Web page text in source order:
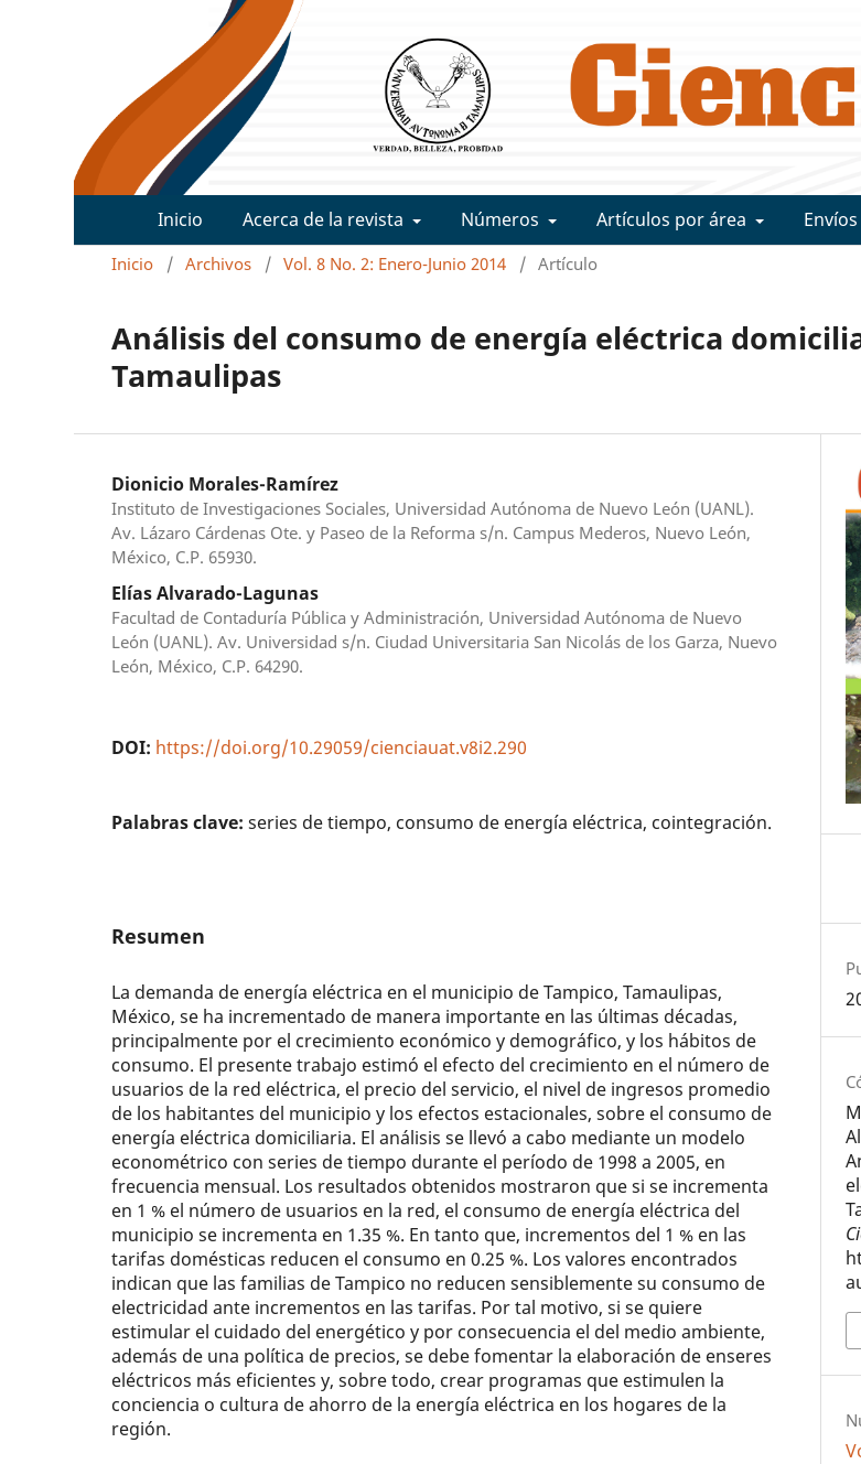
Inicio Acerca de la revista Números Artículos por área Envíos
Inicio / Archivos / Vol. 8 No. 2: Enero-Junio 2014 / Artículo
Análisis del consumo de energía eléctrica
Tamaulipas
Dionicio Morales-Ramírez
Instituto de Investigaciones Sociales, Universidad Autónoma de Nuevo León (UANL).
Av. Lázaro Cárdenas Ote. y Paseo de la Reforma s/n. Campus Mederos, Nuevo León,
México, C.P. 65930.
Elías Alvarado-Lagunas
Facultad de Contaduría Pública y Administración, Universidad Autónoma de Nuevo
León (UANL). Av. Universidad s/n. Ciudad Universitaria San Nicolás de los Garza, Nuevo
León, México, C.P. 64290.
DOI: https://doi.org/10.29059/cienciauat.v8i2.290
Palabras clave:series de tiempo, consumo de energía eléctrica, cointegración.
Resumen
La demanda de energía eléctrica en el municipio de Tampico, Tamaulipas,
México, se ha incrementado de manera importante en las últimas décadas,
principalmente por el crecimiento económico y demográfico, y los hábitos de
consumo. El presente trabajo estimó el efecto del crecimiento en el número de
usuarios de la red eléctrica, el precio del servicio, el nivel de ingresos promedio
de los habitantes del municipio y los efectos estacionales, sobre el consumo de
energía eléctrica domiciliaria. El análisis se llevó a cabo mediante un modelo
econométrico con series de tiempo durante el período de 1998 a 2005, en
frecuencia mensual. Los resultados obtenidos mostraron que si se incrementa
en 1 % el número de usuarios en la red, el consumo de energía eléctrica del
municipio se incrementa en 1.35 %. En tanto que, incrementos del 1 % en las
tarifas domésticas reducen el consumo en 0.25 %. Los valores encontrados
indican que las familias de Tampico no reducen sensiblemente su consumo de
electricidad ante incrementos en las tarifas. Por tal motivo, si se quiere
estimular el cuidado del energético y por consecuencia el del medio ambiente,
además de una política de precios, se debe fomentar la elaboración de enseres
eléctricos más eficientes y, sobre todo, crear programas que estimulen la
conciencia o cultura de ahorro de la energía eléctrica en los hogares de la
región.